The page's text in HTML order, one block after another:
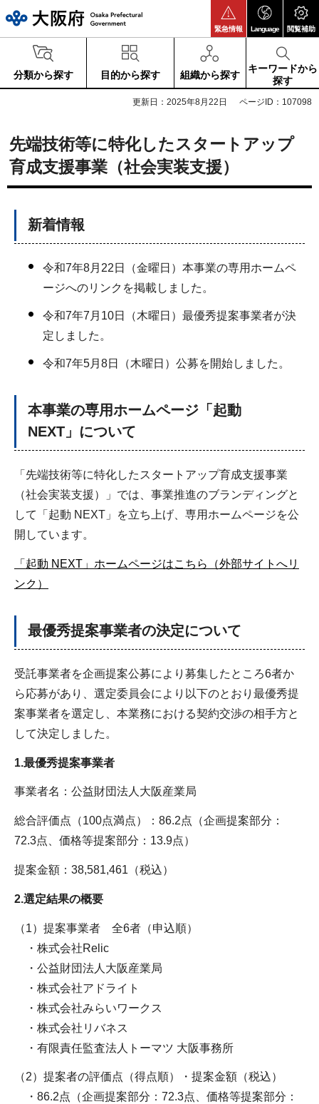
緊急情報 Language 閲覧補助
分類から探す 目的から探す 組織から探す
キーワードから
探す
更新日：2025年8月22日 ページID：107098
先端技術等に特化したスタートアップ
育成支援事業（社会実装支援）
新着情報
令和7年8月22日（金曜日）本事業の専用ホームペ
ージへのリンクを掲載しました。
令和7年7月10日（木曜日）最優秀提案事業者が決
定しました。
令和7年5月8日（木曜日）公募を開始しました。
本事業の専用ホームページ「起動
NEXT」について
「先端技術等に特化したスタートアップ育成支援事業
（社会実装支援）」では、事業推進のブランディングと
して「起動 NEXT」を立ち上げ、専用ホームページを公
開しています。
「起動 NEXT」ホームページはこちら（外部サイトへリ
ンク）
最優秀提案事業者の決定について
受託事業者を企画提案公募により募集したところ6者か
ら応募があり、選定委員会により以下のとおり最優秀提
案事業者を選定し、本業務における契約交渉の相手方と
して決定しました。
1.最優秀提案事業者
事業者名：公益財団法人大阪産業局
総合評価点（100点満点）：86.2点（企画提案部分：
72.3点、価格等提案部分：13.9点）
提案金額：38,581,461（税込）
2.選定結果の概要
（1）提案事業者 全6者（申込順）
・株式会社Relic
・公益財団法人大阪産業局
・株式会社アドライト
・株式会社みらいワークス
・株式会社リバネス
・有限責任監査法人トーマツ 大阪事務所
（2）提案者の評価点（得点順）・提案金額（税込）
・86.2点（企画提案部分：72.3点、価格等提案部分：